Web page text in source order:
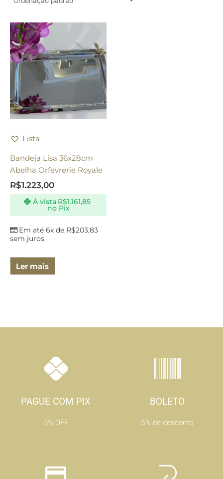
Lista
Bandeja Lisa 36x28cm
Abelha Orfevrerie Royale
R$1.223,00
Em até 6x de R$203,83
sem juros
À vista R$1.161,85
no Pix
Ler mais
PAGUE COM PIX
5% OFF
BOLETO
5% de desconto